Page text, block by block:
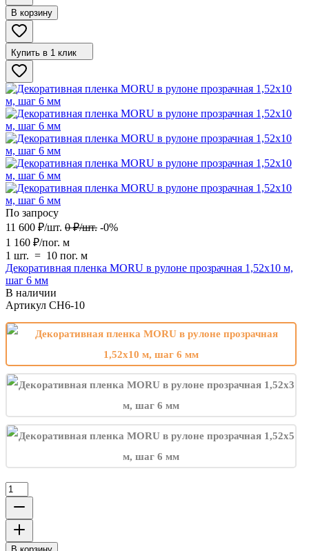
В корзину
Купить в 1 клик
По запросу
11 600 ₽/шт. 0 ₽/шт. -0%
1 160 ₽/пог. м
1 шт. = 10 пог. м
Декоративная пленка MORU в рулоне прозрачная 1,52х10 м,
шаг 6 мм
В наличии
Артикул CH6-10